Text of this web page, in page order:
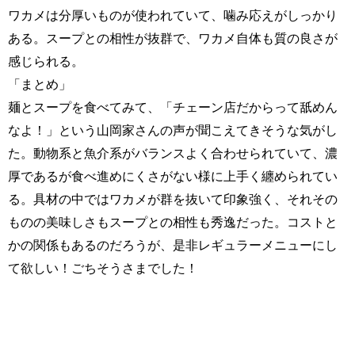
ワカメは分厚いものが使われていて、噛み応えがしっかり
ある。スープとの相性が抜群で、ワカメ自体も質の良さが
感じられる。
「まとめ」
麺とスープを食べてみて、「チェーン店だからって舐めん
なよ！」という山岡家さんの声が聞こえてきそうな気がし
た。動物系と魚介系がバランスよく合わせられていて、濃
厚であるが食べ進めにくさがない様に上手く纏められてい
る。具材の中ではワカメが群を抜いて印象強く、それその
ものの美味しさもスープとの相性も秀逸だった。コストと
かの関係もあるのだろうが、是非レギュラーメニューにし
て欲しい！ごちそうさまでした！